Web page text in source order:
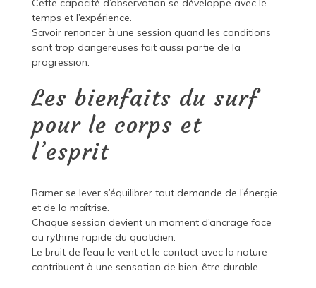
Cette capacité d’observation se développe avec le
temps et l’expérience.
Savoir renoncer à une session quand les conditions
sont trop dangereuses fait aussi partie de la
progression.
Les bienfaits du surf
pour le corps et
l’esprit
Ramer se lever s’équilibrer tout demande de l’énergie
et de la maîtrise.
Chaque session devient un moment d’ancrage face
au rythme rapide du quotidien.
Le bruit de l’eau le vent et le contact avec la nature
contribuent à une sensation de bien-être durable.